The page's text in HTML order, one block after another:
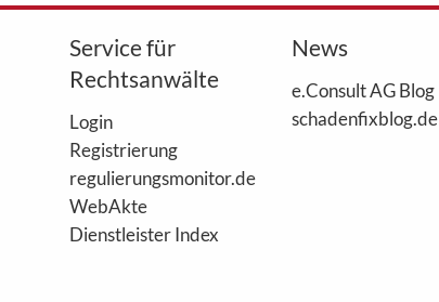
Service für
Rechtsanwälte
Login
Registrierung
regulierungsmonitor.de
WebAkte
Dienstleister Index
News
e.Consult AG Blog
schadenfixblog.de